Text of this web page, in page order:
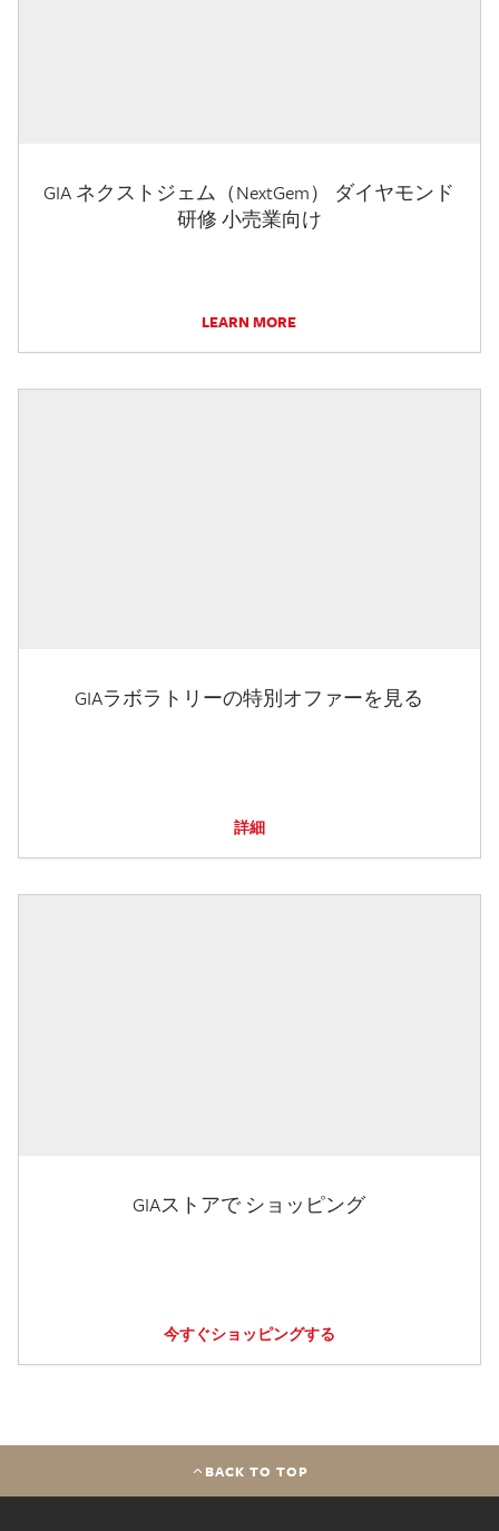
GIA ネクストジェム（NextGem） ダイヤモンド
研修 小売業向け
LEARN MORE
GIAラボラトリーの特別オファーを見る
詳細
GIAストアで ショッピング
今すぐショッピングする
BACK TO TOP